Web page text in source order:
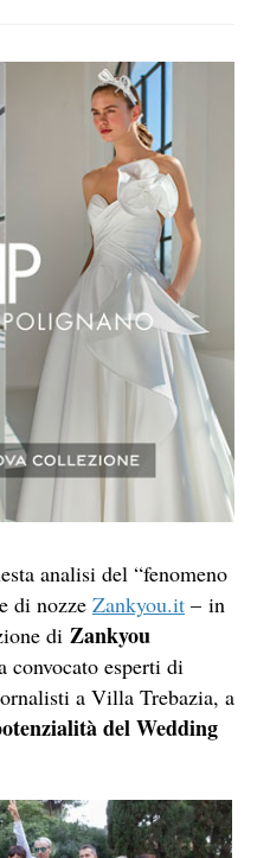
analisi del “fenomeno
di nozze Zankyou.it – in
di Zankyou
convocato esperti di
a Villa Trebazia, a
del Wedding